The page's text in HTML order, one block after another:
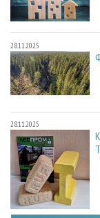
28.11.2025
28.11.2025